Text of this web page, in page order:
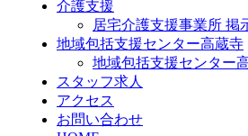
介護支援
居宅介護支援事業所 掲
地域包括支援センター高蔵寺
地域包括支援センター
スタッフ求人
アクセス
お問い合わせ